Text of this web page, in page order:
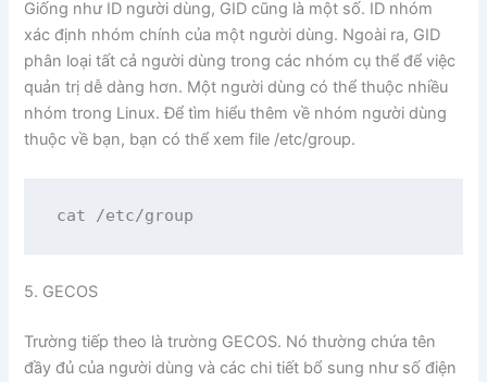
Giống như ID người dùng, GID cũng là một số. ID nhóm
xác định nhóm chính của một người dùng. Ngoài ra, GID
phân loại tất cả người dùng trong các nhóm cụ thể để việc
quản trị dễ dàng hơn. Một người dùng có thể thuộc nhiều
nhóm trong Linux. Để tìm hiểu thêm về nhóm người dùng
thuộc về bạn, bạn có thể xem file /etc/group.
cat /etc/group
5. GECOS
Trường tiếp theo là trường GECOS. Nó thường chứa tên
đầy đủ của người dùng và các chi tiết bổ sung như số điện